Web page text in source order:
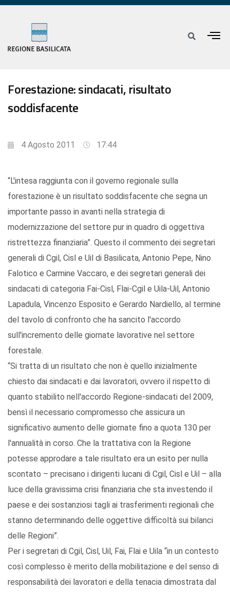
Forestazione: sindacati, risultato
soddisfacente
4 Agosto 2011 17:44
“L'intesa raggiunta con il governo regionale sulla
forestazione è un risultato soddisfacente che segna un
importante passo in avanti nella strategia di
modernizzazione del settore pur in quadro di oggettiva
ristrettezza finanziaria”. Questo il commento dei segretari
generali di Cgil, Cisl e Uil di Basilicata, Antonio Pepe, Nino
Falotico e Carmine Vaccaro, e dei segretari generali dei
sindacati di categoria Fai-Cisl, Flai-Cgil e Uila-Uil, Antonio
Lapadula, Vincenzo Esposito e Gerardo Nardiello, al termine
del tavolo di confronto che ha sancito l'accordo
sull'incremento delle giornate lavorative nel settore
forestale.
“Si tratta di un risultato che non è quello inizialmente
chiesto dai sindacati e dai lavoratori, ovvero il rispetto di
quanto stabilito nell'accordo Regione-sindacati del 2009,
bensì il necessario compromesso che assicura un
significativo aumento delle giornate fino a quota 130 per
l'annualità in corso. Che la trattativa con la Regione
potesse approdare a tale risultato era un esito per nulla
scontato – precisano i dirigenti lucani di Cgil, Cisl e Uil – alla
luce della gravissima crisi finanziaria che sta investendo il
paese e dei sostanziosi tagli ai trasferimenti regionali che
stanno determinando delle oggettive difficoltà sui bilanci
delle Regioni”.
Per i segretari di Cgil, Cisl, Uil, Fai, Flai e Uila “in un contesto
così complesso è merito della mobilitazione e del senso di
responsabilità dei lavoratori e della tenacia dimostrata dal